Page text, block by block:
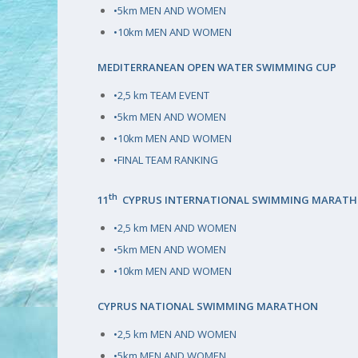
•5km MEN AND WOMEN
•10km MEN AND WOMEN
MEDITERRANEAN OPEN WATER SWIMMING CUP
•2,5 km TEAM EVENT
•5km MEN AND WOMEN
•10km MEN AND WOMEN
•FINAL TEAM RANKING
11th CYPRUS INTERNATIONAL SWIMMING
•2,5 km MEN AND WOMEN
•5km MEN AND WOMEN
•10km MEN AND WOMEN
CYPRUS NATIONAL SWIMMING MARATHON
•2,5 km MEN AND WOMEN